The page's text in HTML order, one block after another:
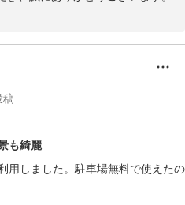
お寄せいただきましたこと、重
てのお褒めの言葉をいただき、大
しておりますが、お客様に安心
鑽を積んでおります。いただい
な思いをさせてしまい、誠に申し
稿
も綺麗
用しました。駐車場無料で使えたの